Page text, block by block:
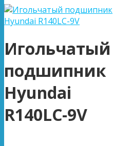
Игольчатый
подшипник
Hyundai
R140LC-9V